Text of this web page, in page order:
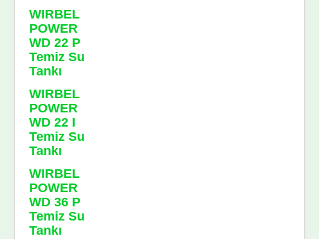
WIRBEL
POWER
WD 22 P
Temiz Su
Tankı
WIRBEL
POWER
WD 22 I
Temiz Su
Tankı
WIRBEL
POWER
WD 36 P
Temiz Su
Tankı